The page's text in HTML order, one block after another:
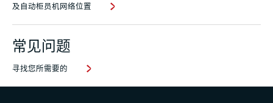
及自动柜员机网络位置
常见问题
寻找您所需要的